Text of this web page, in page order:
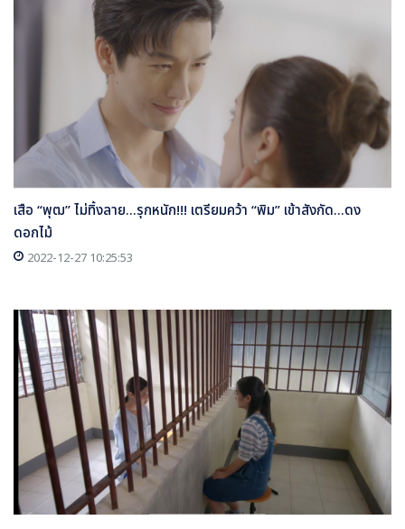
เสือ “พุฒ” ไม่ทิ้งลาย...รุกหนัก!!! เตรียมคว้า “พิม” เข้าสังกัด...ดง
ดอกไม้
2022-12-27 10:25:53